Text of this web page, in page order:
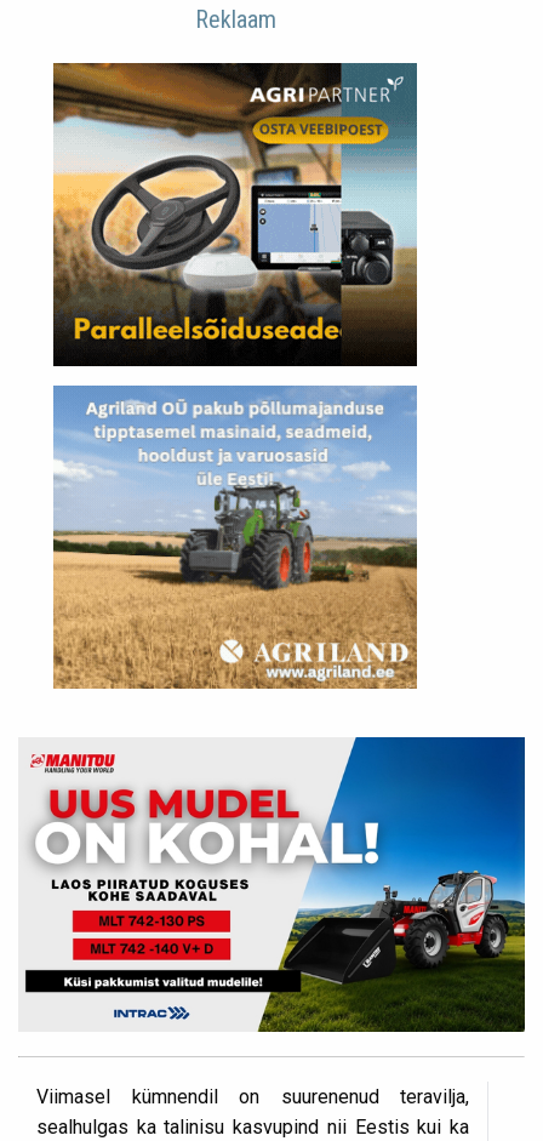
Reklaam
Viimasel kümnendil on suurenenud teravilja,
sealhulgas ka talinisu kasvupind nii Eestis kui ka